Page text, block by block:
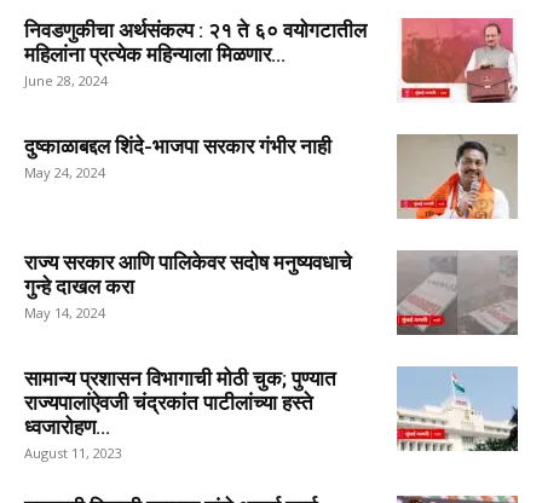
निवडणुकीचा अर्थसंकल्प : २१ ते ६० वयोगटातील
महिलांना प्रत्येक महिन्याला मिळणार...
June 28, 2024
दुष्काळाबद्दल शिंदे-भाजपा सरकार गंभीर नाही
May 24, 2024
राज्य सरकार आणि पालिकेवर सदोष मनुष्यवधाचे
गुन्हे दाखल करा
May 14, 2024
सामान्य प्रशासन विभागाची मोठी चुक; पुण्यात
राज्यपालांऐवजी चंद्रकांत पाटीलांच्या हस्ते
ध्वजारोहण...
August 11, 2023